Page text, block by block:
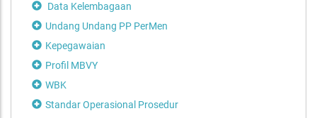
Data Kelembagaan
Undang Undang PP PerMen
Kepegawaian
Profil MBVY
WBK
Standar Operasional Prosedur